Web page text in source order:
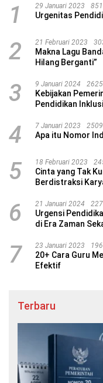
1 29 Januari 2023
Urgenitas
2 21 Februari 2023
Makna Lagu
Hilang Berganti”
3 9 Januari 2024
Kebijakan
Pendidikan Inklusi
4 7 Januari 2023
Apa itu Nomor
5 18 Februari 2023
Cinta yang Tak
Berdistraksi
6 21 Januari 2024
Urgensi
di Era Zaman
7 23 Januari 2023
20+ Cara Guru
Efektif
Terbaru